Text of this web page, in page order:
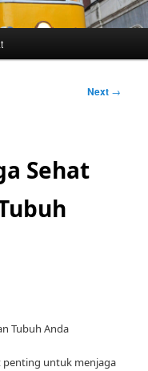
Next →
Sehat
Tubuh Anda
penting untuk menjaga